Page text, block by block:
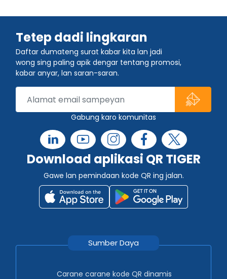
Tetep dadi lingkaran
Daftar dumateng surat kabar kita lan jadi
wong sing paling apik dengar tentang promosi,
kabar anyar, lan saran-saran.
Gabung karo komunitas
Download aplikasi QR TIGER
Gawe lan pemindaan kode QR ing jalan.
Sumber Daya
Carane carane kode QR dinamis